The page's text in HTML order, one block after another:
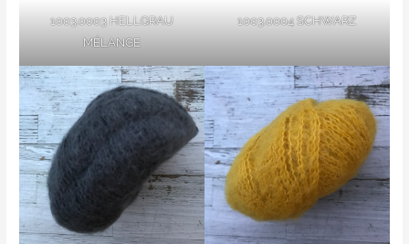
1003.0003 HELLGRAU
MÉLANGE
1003.0004 SCHWARZ